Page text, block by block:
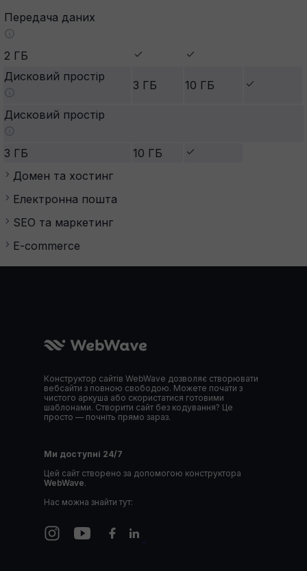
Ми доступні 24/7
Цей сайт створено за допомогою конструктора
WebWave.
Нас можна знайти тут:
Конструктор сайтів WebWave дозволяє створювати
вебсайти з повною свободою. Можете почати з
чистого аркуша або скористатися готовими
шаблонами. Створити сайт без кодування? Це
просто — почніть прямо зараз.